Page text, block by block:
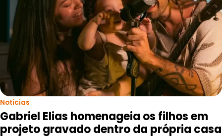
Notícias
Gabriel Elias homenageia os filhos em
projeto gravado dentro da própria casa